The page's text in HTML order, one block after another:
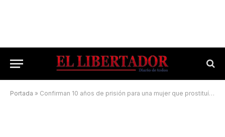
Portada » Confirman 10 años de prisión para una mujer que prostituía a su hija ciega